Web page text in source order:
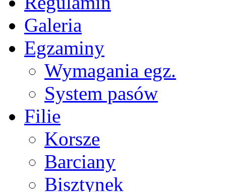
Galeria
Egzaminy
Wymagania egz.
System pasów
Filie
Korsze
Barciany
Bisztynek